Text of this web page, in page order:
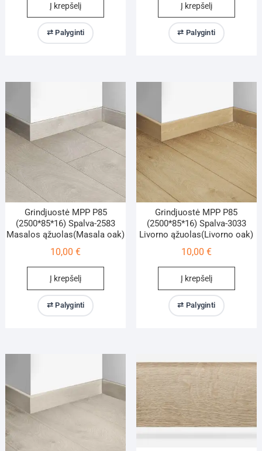
Į krepšelį
⇄ Palyginti
Į krepšelį
⇄ Palyginti
Grindjuostė MPP P85
(2500*85*16) Spalva-2583
Masalos ąžuolas(Masala oak)
10,00€
Į krepšelį
⇄ Palyginti
Grindjuostė MPP P85
(2500*85*16) Spalva-3033
Livorno ąžuolas(Livorno oak)
10,00 €
Į krepšelį
⇄ Palyginti